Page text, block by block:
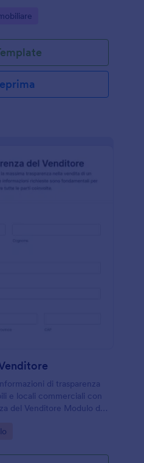
di trasparenza
e locali commerciali con
del Venditore Modulo di